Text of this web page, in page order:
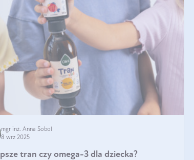
mgr inż. Anna Sobol
8 wrz 2025
tran czy omega-3 dla dziecka?